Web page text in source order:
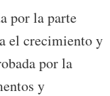
por la parte
el crecimiento y
por la
y